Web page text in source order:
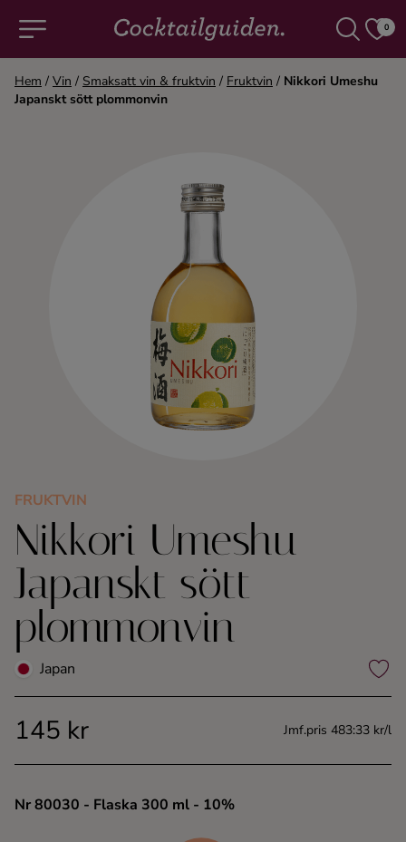
0
COCKTAILS & DRINKAR
Likör
Rom
Shots
Tequila
Vodka
Hem / Vin / Smaksatt vin & fruktvin / Fruktvin / Nikkori Umeshu
Japanskt sött plommonvin
FRUKTVIN
Nikkori Umeshu
Japanskt sött
plommonvin
Japan
145 kr Jmf.pris 483:33 kr/l
Nr 80030 - Flaska 300 ml - 10%